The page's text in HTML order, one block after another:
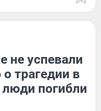
не успевали
трагедии в
погибли